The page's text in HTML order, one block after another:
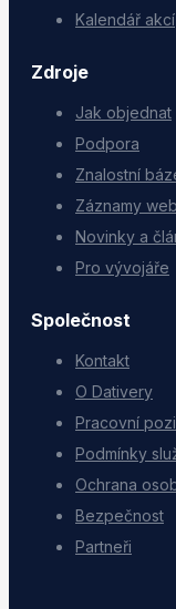
Kalendář akcí
Zdroje
Jak objednat
Podpora
Znalostní
Záznamy
Novinky a
Pro vývojáře
Společnost
Kontakt
O Dativery
Pracovní
Podmínky
Ochrana
Bezpečnost
Partneři